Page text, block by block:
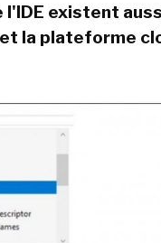
existent
la plateforme